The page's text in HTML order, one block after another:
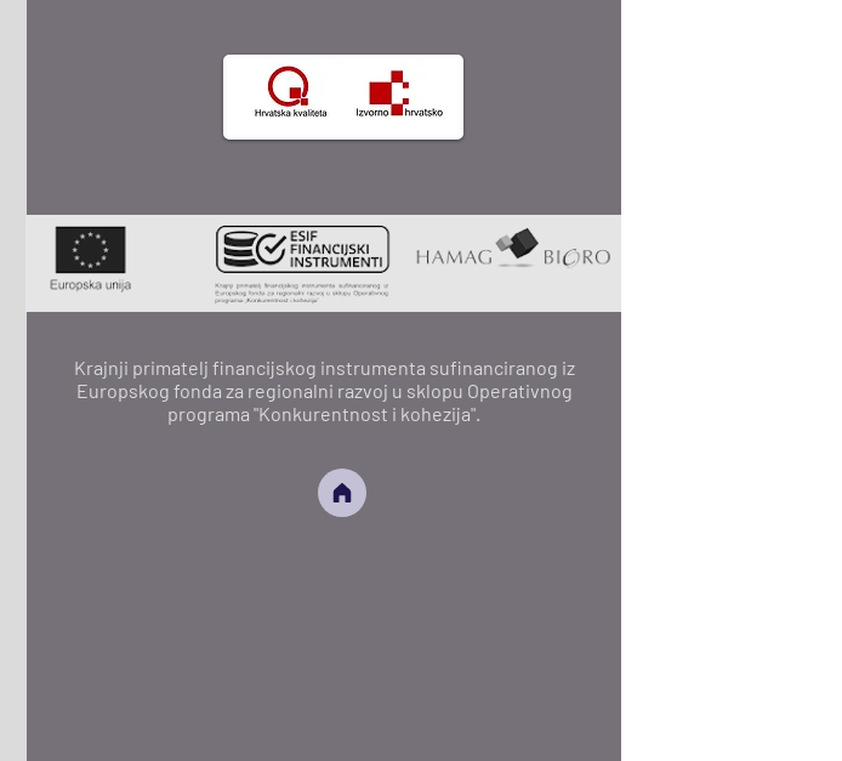
Krajnji primatelj financijskog instrumenta sufinanciranog iz
Europskog fonda za regionalni razvoj u sklopu Operativnog
programa "Konkurentnost i kohezija".